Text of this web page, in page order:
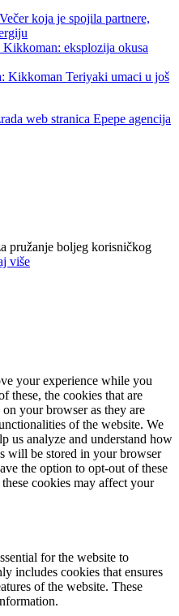
koja je spojila partnere,
eksplozija okusa
Kikkoman Teriyaki umaci u još
web stranica Epepe agencija
pružanje boljeg korisničkog
više
your experience while you
these, the cookies that are
on your browser as they are
of the website. We
us analyze and understand how
will be stored in your browser
the option to opt-out of these
cookies may affect your
for the website to
includes cookies that ensures
of the website. These